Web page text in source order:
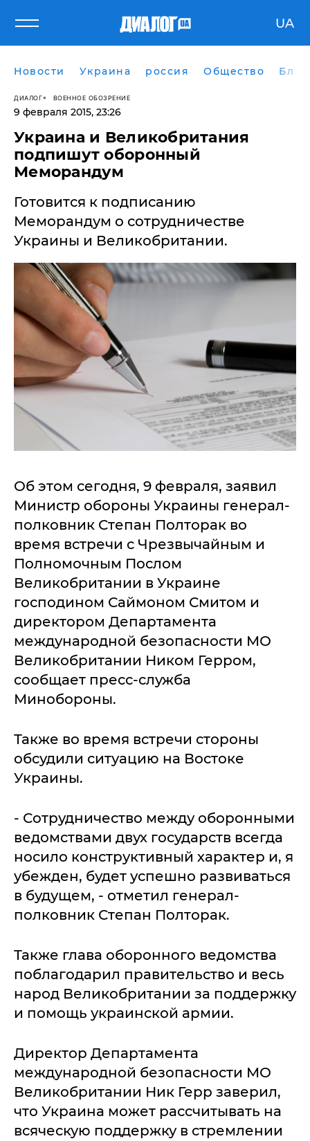
UA
Новости Украина россия Общество
ДИАЛОГ ВОЕННОЕ ОБОЗРЕНИЕ
9 февраля 2015, 23:26
Украина и Великобритания
подпишут оборонный
Меморандум
Готовится к подписанию
Меморандум о сотрудничестве
Украины и Великобритании.
Об этом сегодня, 9 февраля, заявил
Министр обороны Украины генерал-
полковник Степан Полторак во
время встречи с Чрезвычайным и
Полномочным Послом
Великобритании в Украине
господином Саймоном Смитом и
директором Департамента
международной безопасности МО
Великобритании Ником Герром,
сообщает пресс-служба
Минобороны.
Также во время встречи стороны
обсудили ситуацию на Востоке
Украины.
- Сотрудничество между оборонными
ведомствами двух государств всегда
носило конструктивный характер и, я
убежден, будет успешно развиваться
в будущем, - отметил генерал-
полковник Степан Полторак.
Также глава оборонного ведомства
поблагодарил правительство и весь
народ Великобритании за поддержку
и помощь украинской армии.
Директор Департамента
международной безопасности МО
Великобритании Ник Герр заверил,
что Украина может рассчитывать на
всяческую поддержку в стремлении